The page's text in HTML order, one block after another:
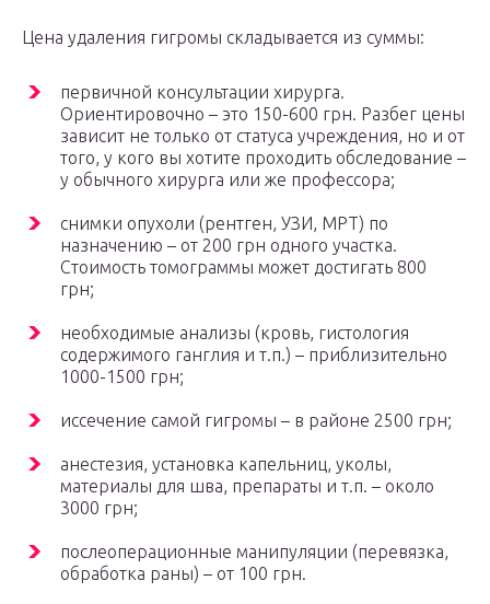
Цена удаления гигромы складывается из суммы:
первичной консультации хирурга.
Ориентировочно – это 150-600 грн. Разбег цены
зависит не только от статуса учреждения, но и от
того, у кого вы хотите проходить обследование –
у обычного хирурга или же профессора;
снимки опухоли (рентген, УЗИ, МРТ) по
назначению – от 200 грн одного участка.
Стоимость томограммы может достигать 800
грн;
необходимые анализы (кровь, гистология
содержимого ганглия и т.п.) – приблизительно
1000-1500 грн;
иссечение самой гигромы – в районе 2500 грн;
анестезия, установка капельниц, уколы,
материалы для шва, препараты и т.п. – около
3000 грн;
послеоперационные манипуляции (перевязка,
обработка раны) – от 100 грн.